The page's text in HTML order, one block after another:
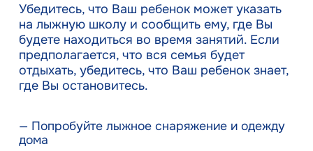
Убедитесь, что Ваш ребенок может указать
на лыжную школу и сообщить ему, где Вы
будете находиться во время занятий. Если
предполагается, что вся семья будет
отдыхать, убедитесь, что Ваш ребенок знает,
где Вы остановитесь.
— Попробуйте лыжное снаряжение и одежду
дома